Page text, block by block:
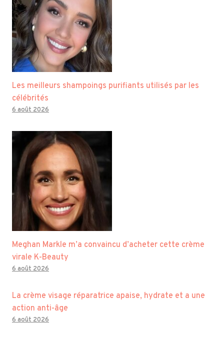
Les meilleurs shampoings purifiants utilisés par les
célébrités
6 août 2026
Meghan Markle m’a convaincu d’acheter cette crème
virale K-Beauty
6 août 2026
La crème visage réparatrice apaise, hydrate et a une
action anti-âge
6 août 2026